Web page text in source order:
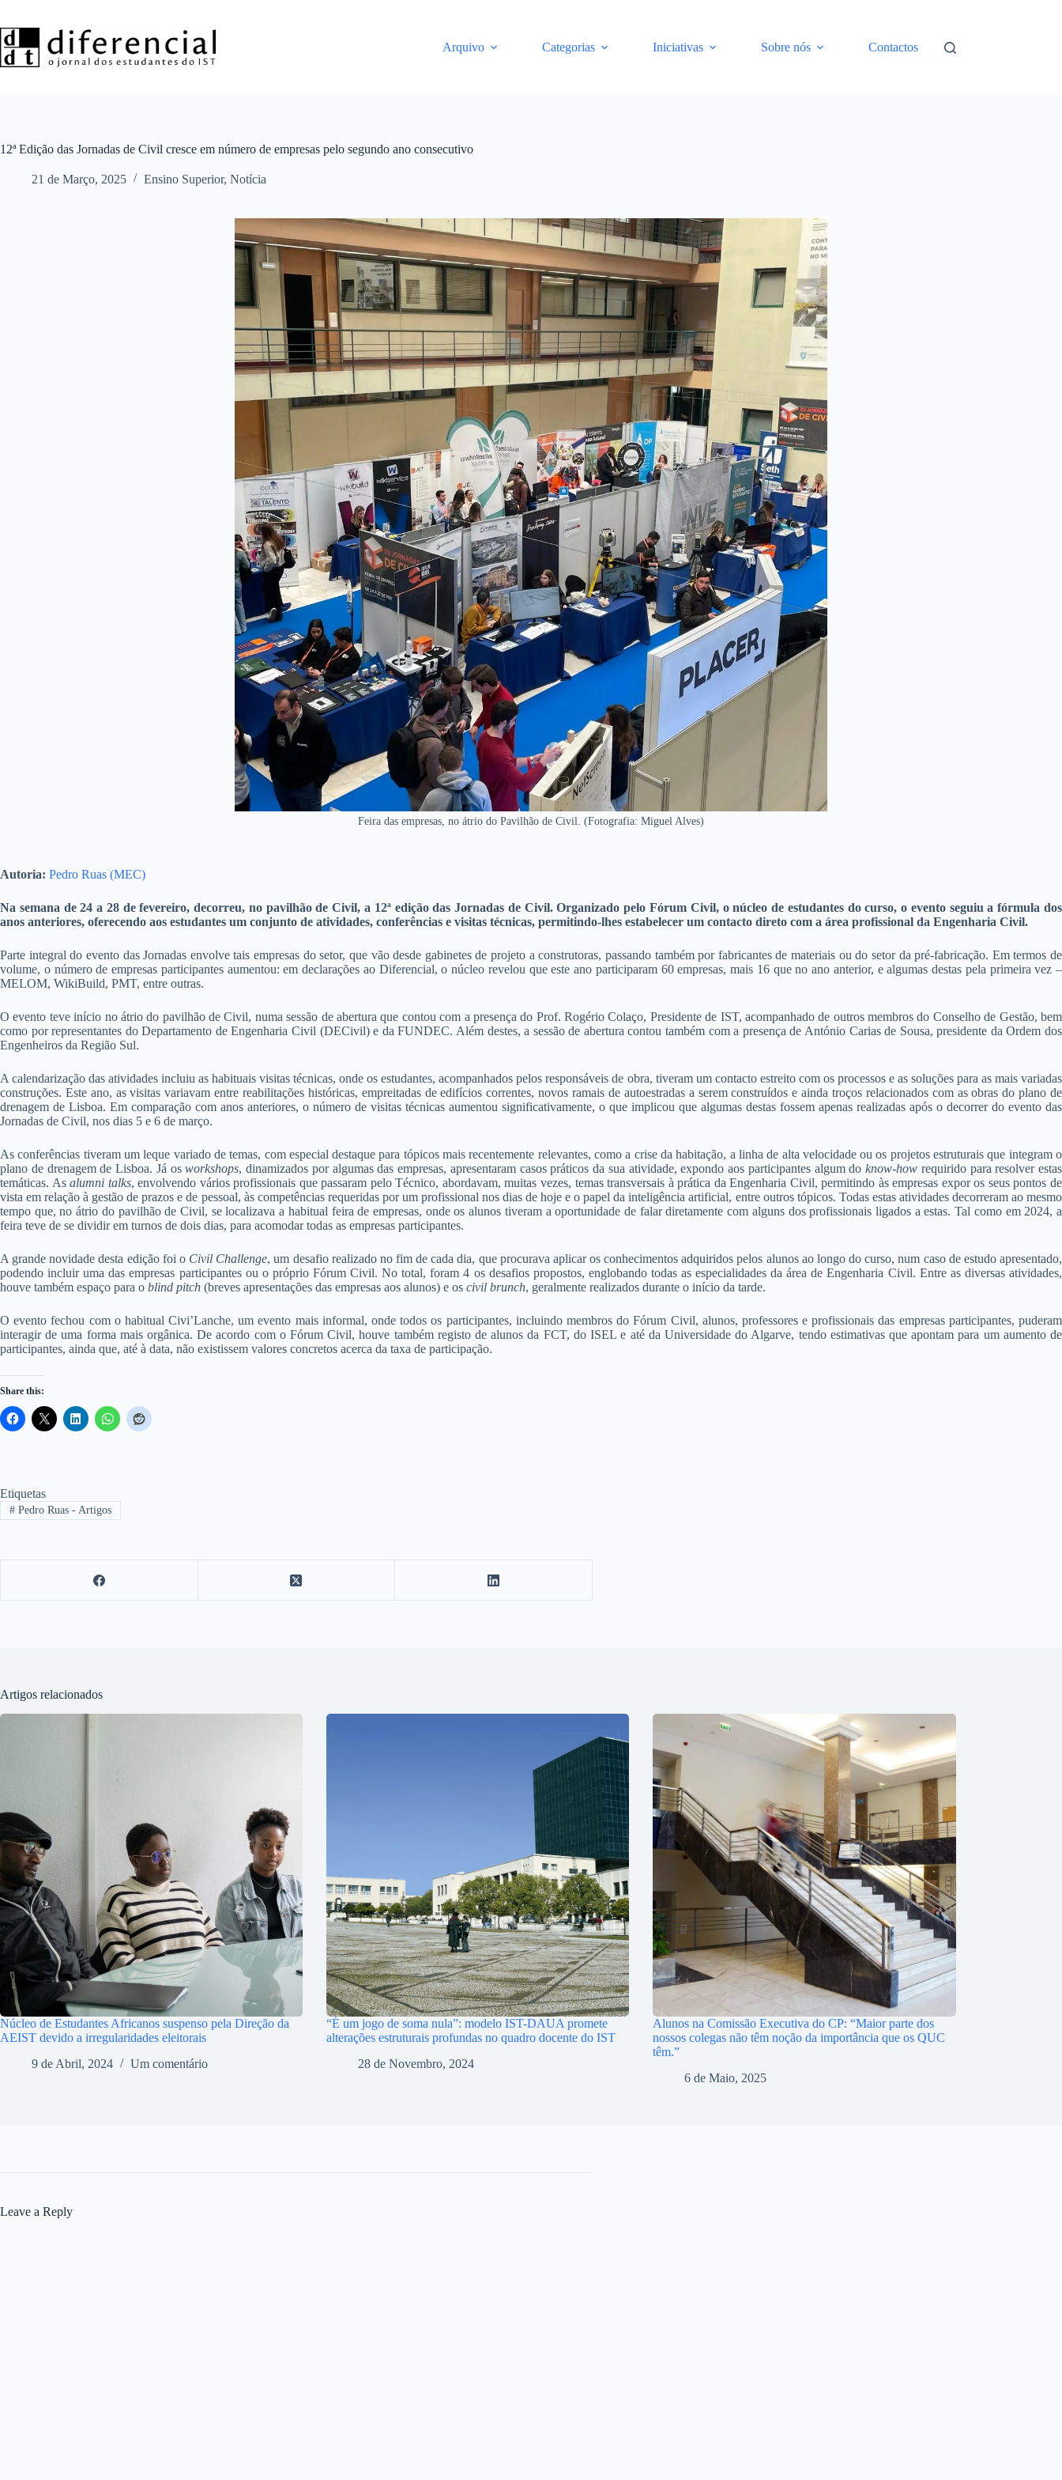
o
conteúdo
Arquivo Categorias Iniciativas Sobre nós Contactos
12ª Edição das Jornadas de Civil cresce em número de empresas pelo segundo ano consecutivo
21 de Março, 2025 Ensino Superior, Notícia
Feira das empresas, no átrio do Pavilhão de Civil. (Fotografia: Miguel Alves)
Autoria: Pedro Ruas (MEC)
Na semana de 24 a 28 de fevereiro, decorreu, no pavilhão de Civil, a 12ª edição das Jornadas de Civil. Organizado pelo Fórum Civil, o núcleo de estudantes do curso, o evento seguiu a fórmula dos
anos anteriores, oferecendo aos estudantes um conjunto de atividades, conferências e visitas técnicas, permitindo-lhes estabelecer um contacto direto com a área profissional da Engenharia Civil.
Parte integral do evento das Jornadas envolve tais empresas do setor, que vão desde gabinetes de projeto a construtoras, passando também por fabricantes de materiais ou do setor da pré-fabricação. Em termos de
volume, o número de empresas participantes aumentou: em declarações ao Diferencial, o núcleo revelou que este ano participaram 60 empresas, mais 16 que no ano anterior, e algumas destas pela primeira vez –
MELOM, WikiBuild, PMT, entre outras.
O evento teve início no átrio do pavilhão de Civil, numa sessão de abertura que contou com a presença do Prof. Rogério Colaço, Presidente de IST, acompanhado de outros membros do Conselho de Gestão, bem
como por representantes do Departamento de Engenharia Civil (DECivil) e da FUNDEC. Além destes, a sessão de abertura contou também com a presença de António Carias de Sousa, presidente da Ordem dos
Engenheiros da Região Sul.
A calendarização das atividades incluiu as habituais visitas técnicas, onde os estudantes, acompanhados pelos responsáveis de obra, tiveram um contacto estreito com os processos e as soluções para as mais variadas
construções. Este ano, as visitas variavam entre reabilitações históricas, empreitadas de edifícios correntes, novos ramais de autoestradas a serem construídos e ainda troços relacionados com as obras do plano de
drenagem de Lisboa. Em comparação com anos anteriores, o número de visitas técnicas aumentou significativamente, o que implicou que algumas destas fossem apenas realizadas após o decorrer do evento das
Jornadas de Civil, nos dias 5 e 6 de março.
As conferências tiveram um leque variado de temas, com especial destaque para tópicos mais recentemente relevantes, como a crise da habitação, a linha de alta velocidade ou os projetos estruturais que integram o
plano de drenagem de Lisboa. Já osworkshops, dinamizados por algumas das empresas, apresentaram casos práticos da sua atividade, expondo aos participantes algum do know-how requirido para resolver estas
temáticas. Asalumni talks, envolvendo vários profissionais que passaram pelo Técnico, abordavam, muitas vezes, temas transversais à prática da Engenharia Civil, permitindo às empresas expor os seus pontos de
vista em relação à gestão de prazos e de pessoal, às competências requeridas por um profissional nos dias de hoje e o papel da inteligência artificial, entre outros tópicos. Todas estas atividades decorreram ao mesmo
tempo que, no átrio do pavilhão de Civil, se localizava a habitual feira de empresas, onde os alunos tiveram a oportunidade de falar diretamente com alguns dos profissionais ligados a estas. Tal como em 2024, a
feira teve de se dividir em turnos de dois dias, para acomodar todas as empresas participantes.
A grande novidade desta edição foi o Civil Challenge, um desafio realizado no fim de cada dia, que procurava aplicar os conhecimentos adquiridos pelos alunos ao longo do curso, num caso de estudo apresentado,
podendo incluir uma das empresas participantes ou o próprio Fórum Civil. No total, foram 4 os desafios propostos, englobando todas as especialidades da área de Engenharia Civil. Entre as diversas atividades,
houve também espaço para o blind pitch (breves apresentações das empresas aos alunos) e os civil brunch, geralmente realizados durante o início da tarde.
O evento fechou com o habitual Civi’Lanche, um evento mais informal, onde todos os participantes, incluindo membros do Fórum Civil, alunos, professores e profissionais das empresas participantes, puderam
interagir de uma forma mais orgânica. De acordo com o Fórum Civil, houve também registo de alunos da FCT, do ISEL e até da Universidade do Algarve, tendo estimativas que apontam para um aumento de
participantes, ainda que, até à data, não existissem valores concretos acerca da taxa de participação.
Share this:
Etiquetas
#Pedro Ruas - Artigos
Artigos relacionados
Núcleo de Estudantes Africanos suspenso pela Direção da
AEIST devido a irregularidades eleitorais
9 de Abril, 2024
Um comentário
“É um jogo de soma nula”: modelo IST-DAUA promete
alterações estruturais profundas no quadro docente do IST
28 de Novembro, 2024
Alunos na Comissão Executiva do CP: “Maior parte dos
nossos colegas não têm noção da importância que os QUC
têm.”
6 de Maio, 2025
Leave a Reply